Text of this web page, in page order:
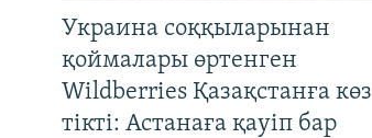
Украина соққыларынан
қоймалары өртенген
Wildberries Қазақстанға көз
тікті: Астанаға қауіп бар